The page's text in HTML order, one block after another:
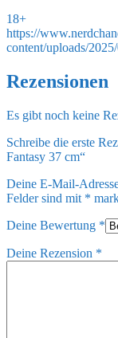
18+
https://
content/uploads/
Rezensionen
Es gibt noch keine
Schreibe die erste
Fantasy 37 cm“
Deine E-Mail-
Felder sind mit *
Deine Bewertung *
Deine Rezension *